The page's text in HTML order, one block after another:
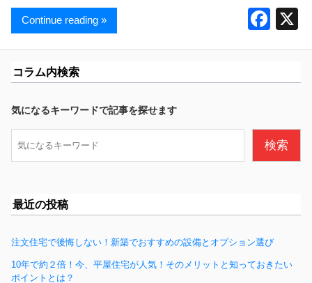
F
e
o
o
Continue reading »
コラム内検索
気になるキーワードで記事を探せます
索
検索
最近の投稿
注文住宅で後悔しない！新築でおすすめの設備とオプション選び
10年で約２倍！今、平屋住宅が人気！そのメリットと知っておきたい
ポイントとは？